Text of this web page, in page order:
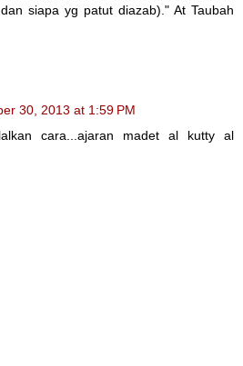
siapa yg patut diazab)." At Taubah
30, 2013 at 1:59 PM
cara...ajaran madet al kutty al